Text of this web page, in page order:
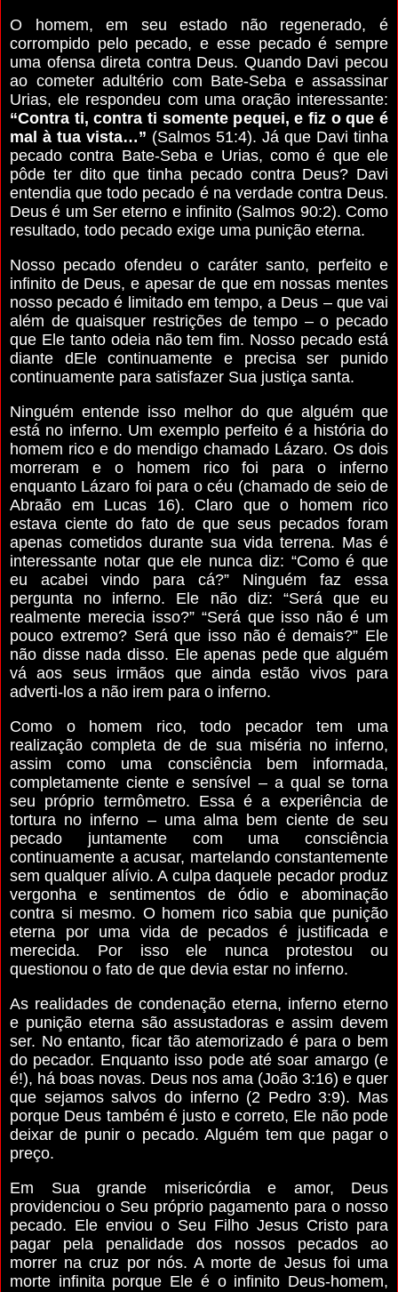
O homem, em seu estado não regenerado, é
corrompido pelo pecado, e esse pecado é sempre
uma ofensa direta contra Deus. Quando Davi pecou
ao cometer adultério com Bate-Seba e assassinar
Urias, ele respondeu com uma oração interessante:
“Contra ti, contra ti somente pequei, e fiz o que é
mal à tua vista…” (Salmos 51:4). Já que Davi tinha
pecado contra Bate-Seba e Urias, como é que ele
pôde ter dito que tinha pecado contra Deus? Davi
entendia que todo pecado é na verdade contra Deus.
Deus é um Ser eterno e infinito (Salmos 90:2). Como
resultado, todo pecado exige uma punição eterna.
Nosso pecado ofendeu o caráter santo, perfeito e
infinito de Deus, e apesar de que em nossas mentes
nosso pecado é limitado em tempo, a Deus – que vai
além de quaisquer restrições de tempo – o pecado
que Ele tanto odeia não tem fim. Nosso pecado está
diante dEle continuamente e precisa ser punido
continuamente para satisfazer Sua justiça santa.
Ninguém entende isso melhor do que alguém que
está no inferno. Um exemplo perfeito é a história do
homem rico e do mendigo chamado Lázaro. Os dois
morreram e o homem rico foi para o inferno
enquanto Lázaro foi para o céu (chamado de seio de
Abraão em Lucas 16). Claro que o homem rico
estava ciente do fato de que seus pecados foram
apenas cometidos durante sua vida terrena. Mas é
interessante notar que ele nunca diz: “Como é que
eu acabei vindo para cá?” Ninguém faz essa
pergunta no inferno. Ele não diz: “Será que eu
realmente merecia isso?” “Será que isso não é um
pouco extremo? Será que isso não é demais?” Ele
não disse nada disso. Ele apenas pede que alguém
vá aos seus irmãos que ainda estão vivos para
adverti-los a não irem para o inferno.
Como o homem rico, todo pecador tem uma
realização completa de de sua miséria no inferno,
assim como uma consciência bem informada,
completamente ciente e sensível – a qual se torna
seu próprio termômetro. Essa é a experiência de
tortura no inferno – uma alma bem ciente de seu
pecado juntamente com uma consciência
continuamente a acusar, martelando constantemente
sem qualquer alívio. A culpa daquele pecador produz
vergonha e sentimentos de ódio e abominação
contra si mesmo. O homem rico sabia que punição
eterna por uma vida de pecados é justificada e
merecida. Por isso ele nunca protestou ou
questionou o fato de que devia estar no inferno.
As realidades de condenação eterna, inferno eterno
e punição eterna são assustadoras e assim devem
ser. No entanto, ficar tão atemorizado é para o bem
do pecador. Enquanto isso pode até soar amargo (e
é!), há boas novas. Deus nos ama (João 3:16) e quer
que sejamos salvos do inferno (2 Pedro 3:9). Mas
porque Deus também é justo e correto, Ele não pode
deixar de punir o pecado. Alguém tem que pagar o
preço.
Em Sua grande misericórdia e amor, Deus
providenciou o Seu próprio pagamento para o nosso
pecado. Ele enviou o Seu Filho Jesus Cristo para
pagar pela penalidade dos nossos pecados ao
morrer na cruz por nós. A morte de Jesus foi uma
morte infinita porque Ele é o infinito Deus-homem,